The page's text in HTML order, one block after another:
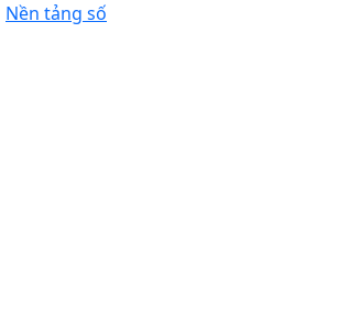
Nền tảng số